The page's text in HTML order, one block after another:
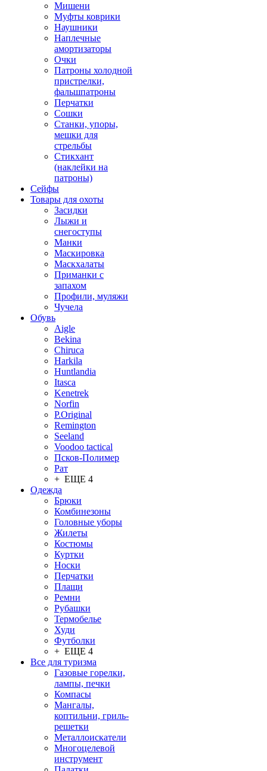
Мишени
Муфты коврики
Наушники
Наплечные
амортизаторы
Очки
Патроны холодной
пристрелки,
фальшпатроны
Перчатки
Сошки
Станки, упоры,
мешки для
стрельбы
Стикхант
(наклейки на
патроны)
Сейфы
Товары для охоты
Засидки
Лыжи и
снегоступы
Манки
Маскировка
Маскхалаты
Приманки с
запахом
Профили, муляжи
Чучела
Обувь
Aigle
Bekina
Chiruсa
Harkila
Huntlandia
Itasca
Kenetrek
Norfin
P.Original
Remington
Seeland
Voodoo tactical
Псков-Полимер
Рат
+ ЕЩЕ 4
Одежда
Брюки
Комбинезоны
Головные уборы
Жилеты
Костюмы
Куртки
Носки
Перчатки
Плащи
Ремни
Рубашки
Термобелье
Худи
Футболки
+ ЕЩЕ 4
Все для туризма
Газовые горелки,
лампы, печки
Компасы
Мангалы,
коптильни, гриль-
решетки
Металлоискатели
Многоцелевой
инструмент